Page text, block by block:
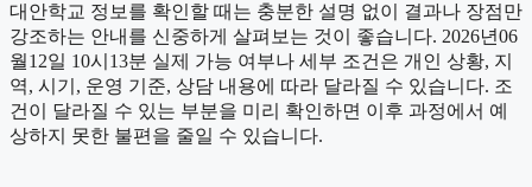
대안학교 정보를 확인할 때는 충분한 설명 없이 결과나 장점만
강조하는 안내를 신중하게 살펴보는 것이 좋습니다. 2026년06
월12일 10시13분 실제 가능 여부나 세부 조건은 개인 상황, 지
역, 시기, 운영 기준, 상담 내용에 따라 달라질 수 있습니다. 조
건이 달라질 수 있는 부분을 미리 확인하면 이후 과정에서 예
상하지 못한 불편을 줄일 수 있습니다.